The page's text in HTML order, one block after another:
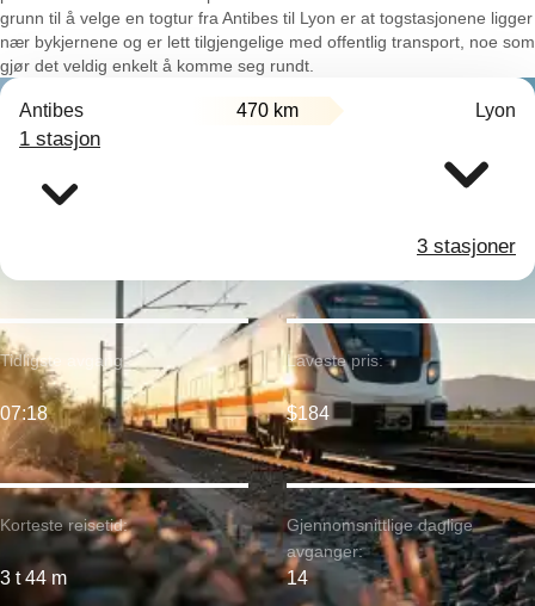
grunn til å velge en togtur fra Antibes til Lyon er at togstasjonene ligger
nær bykjernene og er lett tilgjengelige med offentlig transport, noe som
gjør det veldig enkelt å komme seg rundt.
Antibes 470 km Lyon
1 stasjon
3 stasjoner
Korteste reisetid:
3 t 44 m
Tidligste avgang:
07:18
Laveste pris:
$184
Gjennomsnittlige daglige
avganger:
14